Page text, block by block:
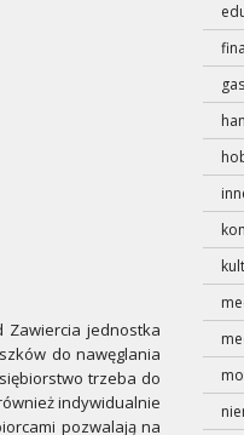
Zawiercia jednostka
do nawęglania
trzeba do
indywidualnie
pozwalają na